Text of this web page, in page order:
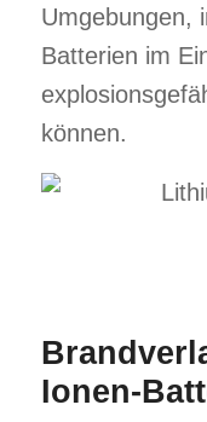
Umgebungen,
Batterien im
können.
Ionen-